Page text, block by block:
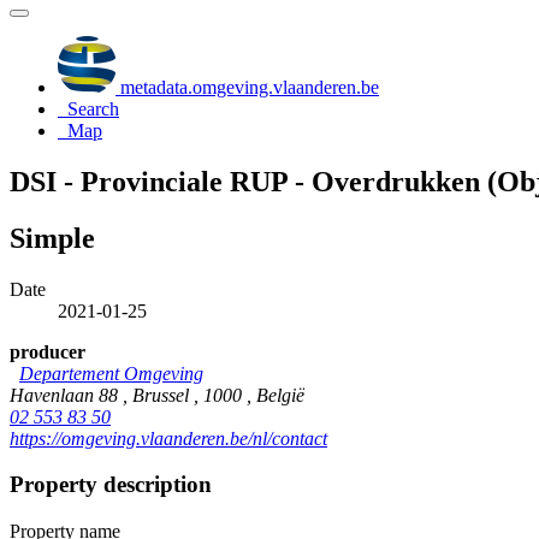
metadata.omgeving.vlaanderen.be
Search
Map
DSI - Provinciale RUP - Overdrukken
Simple
Date
2021-01-25
producer
Departement Omgeving
Havenlaan 88 , Brussel , 1000 , België
02 553 83 50
https://omgeving.vlaanderen.be/nl/contact
Property description
Property name